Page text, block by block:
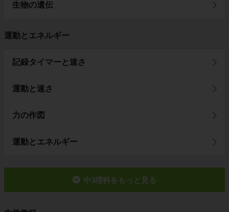
生物の遺伝
運動とエネルギー
記録タイマーと速さ
運動と速さ
力の作図
運動とエネルギー
中3理科をもっと見る